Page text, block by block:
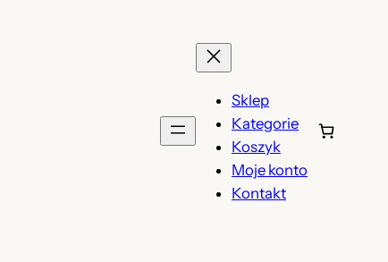
Sklep
Kategorie
Koszyk
Moje konto
Kontakt